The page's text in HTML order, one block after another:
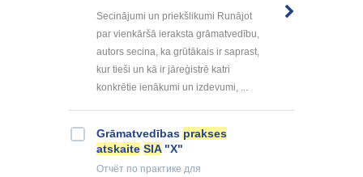
Secinājumi un priekšlikumi Runājot
par vienkāršā ieraksta grāmatvedību,
autors secina, ka grūtākais ir saprast,
kur tieši un kā ir jāreģistrē katri
konkrētie ienākumi un izdevumi, ...
Grāmatvedības prakses
atskaite SIA"X"
Отчёт по практике для